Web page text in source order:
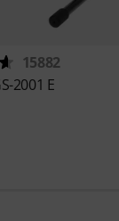
15882
2001 E